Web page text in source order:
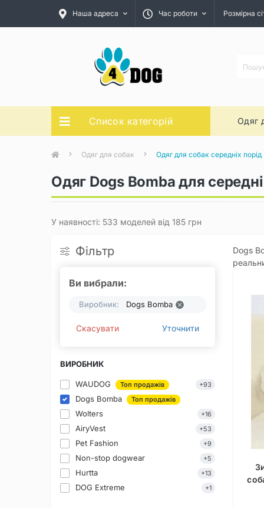
Наша адреса Час роботи Розмірна
Список категорій Одяг
Одяг для собак Одяг для собак середніх порід
Одяг Dogs Bomba для
У наявності: 533 моделей від 185 грн
Фільтр
Ви вибрали:
Виробник: Dogs Bomba
Скасувати Уточнити
ВИРОБНИК
WAUDOG Топ продажів +93
Dogs Bomba Топ продажів
Wolters +16
AiryVest +53
Pet Fashion +9
Non-stop dogwear +5
Hurtta +13
DOG Extreme +1
Dogs